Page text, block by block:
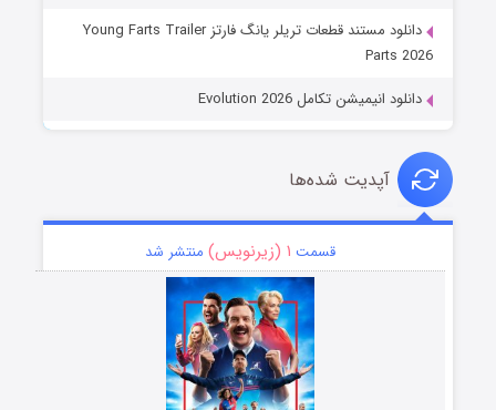
دانلود مستند قطعات تریلر یانگ فارتز Young Farts Trailer
Parts 2026
دانلود انیمیشن تکامل Evolution 2026
آپدیت شده‌ها
قسمت ۱ (زیرنویس) منتشر شد